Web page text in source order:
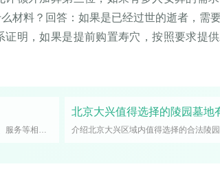
材料？回答：如果是已经过世的逝者，需
明，如果是提前购置寿穴，按照要求提
介绍北京潞城镇墓地的区位交通、环境、墓型、价格、服务等相关信息，有意向了解预约看墓可拨打13581568870咨询详情。
北京大兴值得选择的陵园墓地